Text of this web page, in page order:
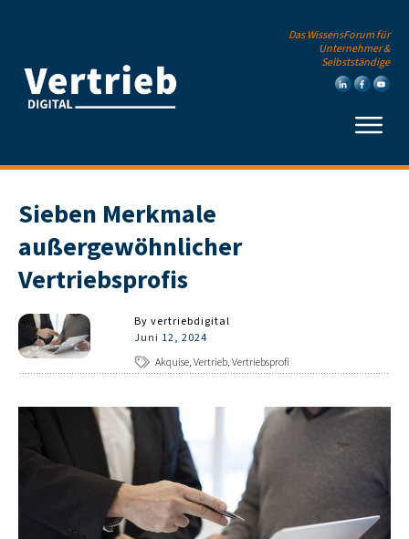
Das WissensForum für
Unternehmer &
Selbstständige
Sieben Merkmale
außergewöhnlicher
Vertriebsprofis
By vertriebdigital
Juni 12, 2024
Akquise, Vertrieb, Vertriebsprofi